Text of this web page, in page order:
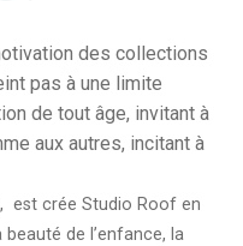
des collections
pas à une limite
de tout âge, invitant à
aux autres, incitant à
est crée Studio Roof en
de l’enfance, la